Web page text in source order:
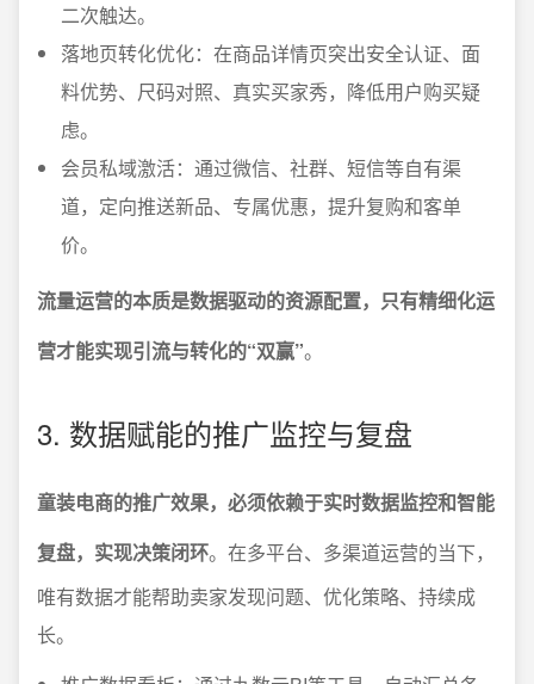
二次触达。
落地页转化优化：在商品详情页突出安全认证、面
料优势、尺码对照、真实买家秀，降低用户购买疑
虑。
会员私域激活：通过微信、社群、短信等自有渠
道，定向推送新品、专属优惠，提升复购和客单
价。
流量运营的本质是数据驱动的资源配置，只有精细化运
营才能实现引流与转化的“双赢”。
3. 数据赋能的推广监控与复盘
童装电商的推广效果，必须依赖于实时数据监控和智能
复盘，实现决策闭环。在多平台、多渠道运营的当下，
唯有数据才能帮助卖家发现问题、优化策略、持续成
长。